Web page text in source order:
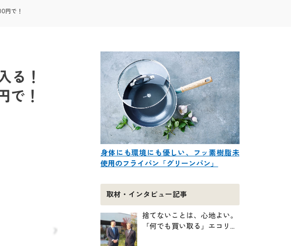
円で！
る！
で！
身体にも環境にも優しい、フッ素樹脂未
使用のフライパン「グリーンパン」
取材・インタビュー記事
捨てないことは、心地よい。
「何でも買い取る」エコリン